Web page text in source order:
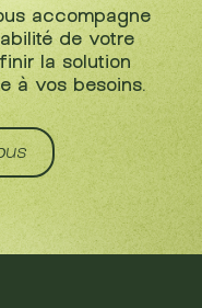
accompagne
de votre
la solution
à vos besoins.